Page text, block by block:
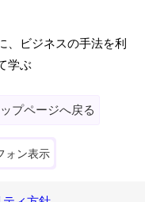
、ビジネスの手法を利
学ぶ
ップページへ戻る
ォン表示